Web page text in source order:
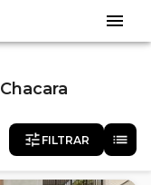
Chacara
FILTRAR